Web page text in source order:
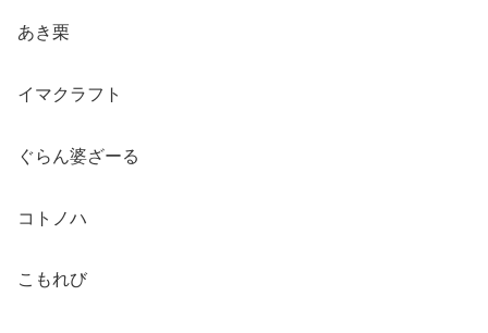
あき栗
イマクラフト
ぐらん婆ざーる
コトノハ
こもれび